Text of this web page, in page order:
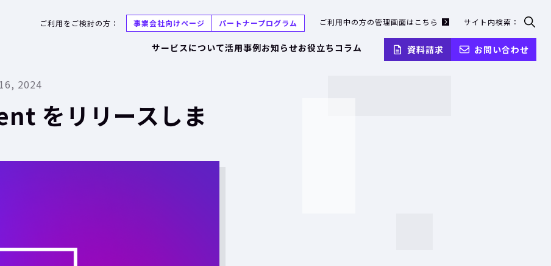
ご利用をご検討の方： 事業会社向けページ パートナープログラム ご利用中の方の管理画面はこちら サイト内検索：
検
索
フ
サービスについて活用事例お知らせお役立ちコラム 資料請求 お問い合わせ
2024
をリリースしま